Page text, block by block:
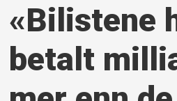
«Bilistene
betalt